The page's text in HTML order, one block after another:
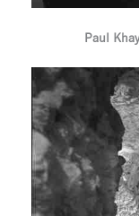
Paul